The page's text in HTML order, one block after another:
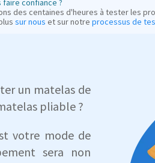
faire confiance ?
des centaines d'heures à tester les
sur nous et sur notre processus de
un matelas de
pliable ?
votre mode de
sera non